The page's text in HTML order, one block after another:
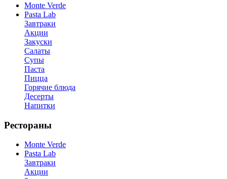
Monte Verde
Pasta Lab
Завтраки
Акции
Закуски
Салаты
Супы
Паста
Пицца
Горячие блюда
Десерты
Напитки
Рестораны
Monte Verde
Pasta Lab
Завтраки
Акции